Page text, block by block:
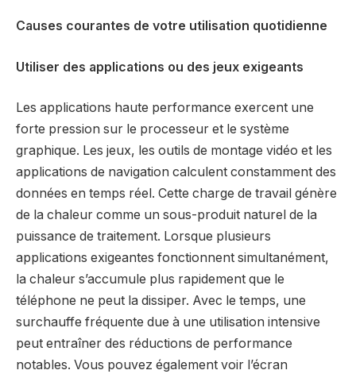
Causes courantes de votre utilisation quotidienne
Utiliser des applications ou des jeux exigeants
Les applications haute performance exercent une
forte pression sur le processeur et le système
graphique. Les jeux, les outils de montage vidéo et les
applications de navigation calculent constamment des
données en temps réel. Cette charge de travail génère
de la chaleur comme un sous-produit naturel de la
puissance de traitement. Lorsque plusieurs
applications exigeantes fonctionnent simultanément,
la chaleur s’accumule plus rapidement que le
téléphone ne peut la dissiper. Avec le temps, une
surchauffe fréquente due à une utilisation intensive
peut entraîner des réductions de performance
notables. Vous pouvez également voir l’écran